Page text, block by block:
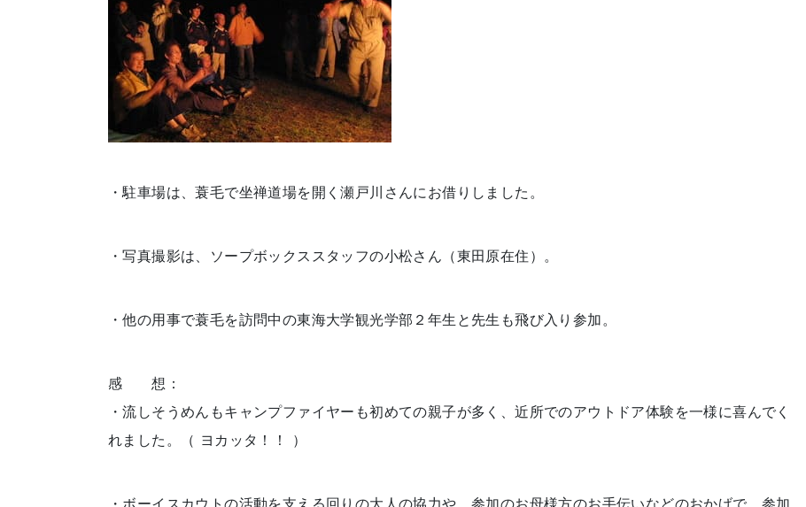
・駐車場は、蓑毛で坐禅道場を開く瀬戸川さんにお借りしました。
・写真撮影は、ソープボックススタッフの小松さん（東田原在住）。
・他の用事で蓑毛を訪問中の東海大学観光学部２年生と先生も飛び入り参加。
感 想：
・流しそうめんもキャンプファイヤーも初めての親子が多く、近所でのアウトドア体験を一様に喜んでく
れました。（ ヨカッタ！！ ）
・ボーイスカウトの活動を支える回りの大人の協力や、参加のお母様方のお手伝いなどのおかげで、参加